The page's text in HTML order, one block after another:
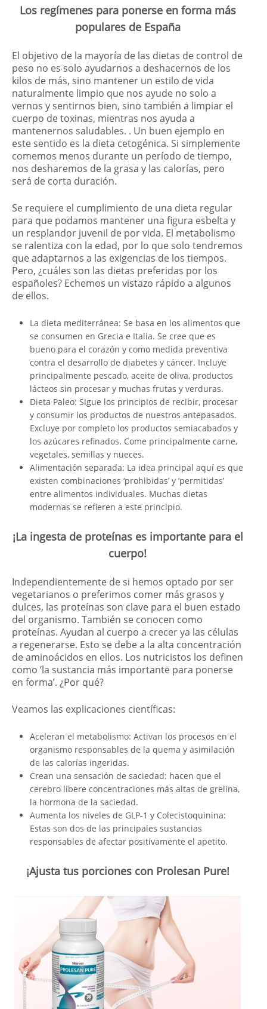
Los regímenes para ponerse en forma más
populares de España
El objetivo de la mayoría de las dietas de control de
peso no es solo ayudarnos a deshacernos de los
kilos de más, sino mantener un estilo de vida
naturalmente limpio que nos ayude no solo a
vernos y sentirnos bien, sino también a limpiar el
cuerpo de toxinas, mientras nos ayuda a
mantenernos saludables. . Un buen ejemplo en
este sentido es la dieta cetogénica. Si simplemente
comemos menos durante un período de tiempo,
nos desharemos de la grasa y las calorías, pero
será de corta duración.
Se requiere el cumplimiento de una dieta regular
para que podamos mantener una figura esbelta y
un resplandor juvenil de por vida. El metabolismo
se ralentiza con la edad, por lo que solo tendremos
que adaptarnos a las exigencias de los tiempos.
Pero, ¿cuáles son las dietas preferidas por los
españoles? Echemos un vistazo rápido a algunos
de ellos.
La dieta mediterránea: Se basa en los alimentos que
se consumen en Grecia e Italia. Se cree que es
bueno para el corazón y como medida preventiva
contra el desarrollo de diabetes y cáncer. Incluye
principalmente pescado, aceite de oliva, productos
lácteos sin procesar y muchas frutas y verduras.
Dieta Paleo: Sigue los principios de recibir, procesar
y consumir los productos de nuestros antepasados.
Excluye por completo los productos semiacabados y
los azúcares refinados. Come principalmente carne,
vegetales, semillas y nueces.
Alimentación separada: La idea principal aquí es que
existen combinaciones ‘prohibidas’ y ‘permitidas’
entre alimentos individuales. Muchas dietas
modernas se refieren a este principio.
¡La ingesta de proteínas es importante para el
cuerpo!
Independientemente de si hemos optado por ser
vegetarianos o preferimos comer más grasos y
dulces, las proteínas son clave para el buen estado
del organismo. También se conocen como
proteínas. Ayudan al cuerpo a crecer ya las células
a regenerarse. Esto se debe a la alta concentración
de aminoácidos en ellos. Los nutricistos los definen
como ‘la sustancia más importante para ponerse
en forma’. ¿Por qué?
Veamos las explicaciones científicas:
Aceleran el metabolismo: Activan los procesos en el
organismo responsables de la quema y asimilación
de las calorías ingeridas.
Crean una sensación de saciedad: hacen que el
cerebro libere concentraciones más altas de grelina,
la hormona de la saciedad.
Aumenta los niveles de GLP-1 y Colecistoquinina:
Estas son dos de las principales sustancias
responsables de afectar positivamente el apetito.
¡Ajusta tus porciones con Prolesan Pure!